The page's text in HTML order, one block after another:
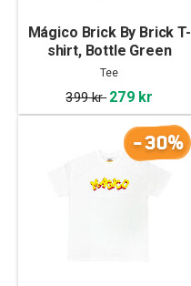
Mágico Brick By Brick T-
shirt, Bottle Green
Tee
399 kr 279 kr
-30%